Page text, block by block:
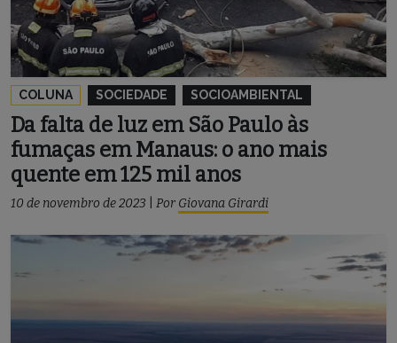
COLUNA SOCIEDADE SOCIOAMBIENTAL
Da falta de luz em São Paulo às
fumaças em Manaus: o ano mais
quente em 125 mil anos
10 de novembro de 2023 Por Giovana Girardi